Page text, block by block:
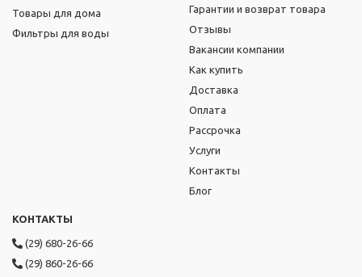
Товары для дома
Фильтры для воды
Гарантии и возврат товара
Отзывы
Вакансии компании
Как купить
Доставка
Оплата
Рассрочка
Услуги
Контакты
Блог
КОНТАКТЫ
(29) 680-26-66
(29) 860-26-66